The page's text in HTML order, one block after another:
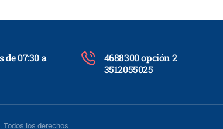
de 07:30 a
4688300 opción 2
3512055025
Todos los derechos